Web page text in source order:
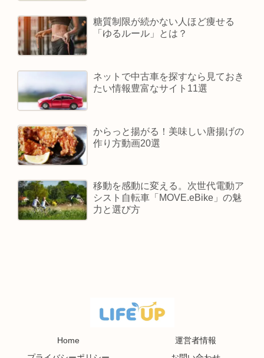
糖質制限が続かない人ほど痩せる
「ゆるルール」とは？
ネットで中古車を探すなら見ておき
たい情報豊富なサイト11選
からっと揚がる！美味しい唐揚げの
作り方動画20選
移動を感動に変える。次世代電動ア
シスト自転車「MOVE.eBike」の魅
力と選び方
Home
運営者情報